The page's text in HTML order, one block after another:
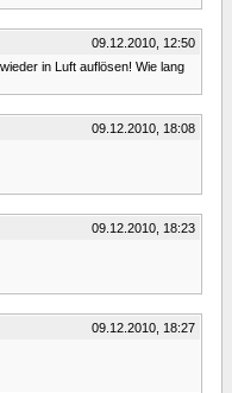
09.12.2010, 12:50
in Luft auflösen! Wie lang
09.12.2010, 18:08
09.12.2010, 18:23
09.12.2010, 18:27